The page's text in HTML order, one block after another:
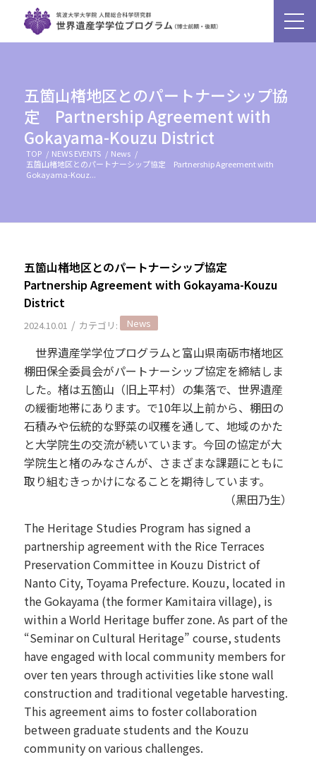
五箇山楮地区とのパートナーシップ協
定 Partnership Agreement with
Gokayama-Kouzu District
TOP / NEWS EVENTS / News /
五箇山楮地区とのパートナーシップ協定 Partnership Agreement with
Gokayama-Kouz...
五箇山楮地区とのパートナーシップ協定
Partnership Agreement with Gokayama-Kouzu
District
2024.10.01 / カテゴリ: News
世界遺産学学位プログラムと富山県南砺市楮地区
棚田保全委員会がパートナーシップ協定を締結しま
した。楮は五箇山（旧上平村）の集落で、世界遺産
の緩衝地帯にあります。で10年以上前から、棚田の
石積みや伝統的な野菜の収穫を通して、地域のかた
と大学院生の交流が続いています。今回の協定が大
学院生と楮のみなさんが、さまざまな課題にともに
取り組むきっかけになることを期待しています。
（黒田乃生）
The Heritage Studies Program has signed a
partnership agreement with the Rice Terraces
Preservation Committee in Kouzu District of
Nanto City, Toyama Prefecture. Kouzu, located in
the Gokayama (the former Kamitaira village), is
within a World Heritage buffer zone. As part of the
“Seminar on Cultural Heritage” course, students
have engaged with local community members for
over ten years through activities like stone wall
construction and traditional vegetable harvesting.
This agreement aims to foster collaboration
between graduate students and the Kouzu
community on various challenges.